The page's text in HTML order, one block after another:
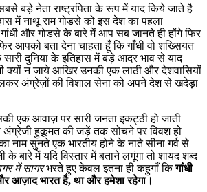
बड़े नेता राष्ट्रपिता के रूप में याद किये जाते है
में नाथू राम गोडसे को इस देश का पहला
और गोडसे के बारे में आप सब जानते ही होंगे फिर
आपको बता देना चाहता हूँ कि गाँधी वो शख्सियत
दुनिया के इतिहास में बड़े आदर भाव से याद
क्यों न जाये आखिर उनकी एक लाठी और देशवासियों
अंग्रेज़ों की विशाल सेना को अपने देश से खदेड़ा
एक आवाज़ पर सारी जनता इकट्ठी हो जाती
हुक़ूमत की जड़ें तक सोचने पर विवश हो
नाम सुनते एक भारतीय होने के नाते सीना गर्व से
के बारे में यदि विस्तार में बताने लगूंगा तो शायद शब्द
में सागरभरते हुए केवल इतना ही कहुगाँ किगांधी
आज़ाद भारत है, था और हमेशा रहेगा।